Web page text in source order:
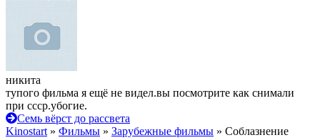
никита
тупого фильма я ещё не видел.вы посмотрите как снимали
при ссср.убогие.
Семь вёрст до рассвета
Kinostart » Фильмы » Зарубежные фильмы » Соблазнение